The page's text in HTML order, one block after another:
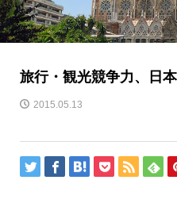
旅行・観光競争力、日
2015.05.13